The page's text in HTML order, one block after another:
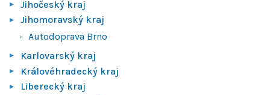
Jihočeský kraj
Jihomoravský kraj
Autodoprava Brno
Karlovarský kraj
Královéhradecký kraj
Liberecký kraj